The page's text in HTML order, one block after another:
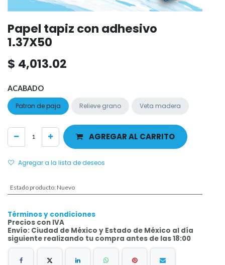
Papel tapiz con adhesivo
1.37X50
$ 4,013.02
ACABADO
Patron de paja Relieve grano Veta madera
AGREGAR AL CARRITO
Agregar a la lista de deseos
Estado producto:Nuevo
Términos y condiciones
Precios con IVA
Envío: Ciudad de México y Estado de México al día
siguiente realizando tu compra antes de las 18:00